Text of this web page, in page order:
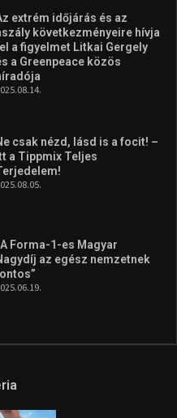
extrém időjárás és az
következményeire hívja
a figyelmet Litkai Gergely
a Greenpeace közös
csak nézd, lásd is a focit! –
a Tippmix Teljes
Forma-1-es Magyar
az egész nemzetnek